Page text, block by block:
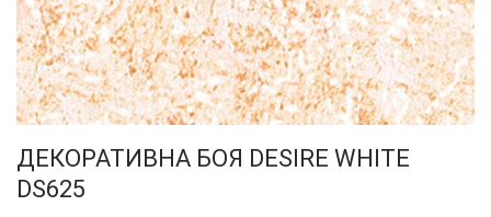
ДЕКОРАТИВНА БОЯ DESIRE WHITE
DS625